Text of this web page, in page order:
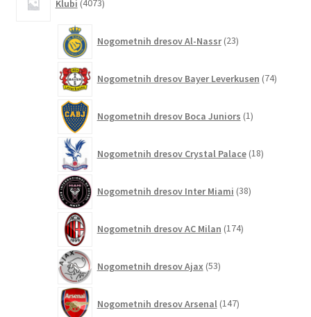
Klubi 4073izdelkov
Nogometnih dresov Al-Nassr 23izdelkov
Nogometnih dresov Bayer Leverkusen 74izdelkov
Nogometnih dresov Boca Juniors 1izdelek
Nogometnih dresov Crystal Palace 18izdelkov
Nogometnih dresov Inter Miami 38izdelkov
Nogometnih dresov AC Milan 174izdelkov
Nogometnih dresov Ajax 53izdelkov
Nogometnih dresov Arsenal 147izdelkov